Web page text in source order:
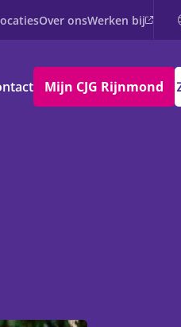
Over onsWerken bij
Mijn CJG Rijnmond